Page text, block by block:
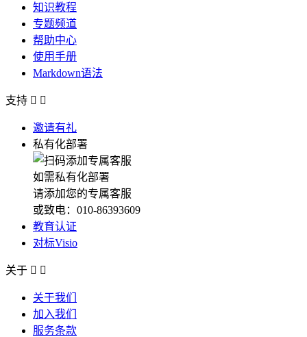
知识教程
专题频道
帮助中心
使用手册
Markdown语法
支持  
邀请有礼
私有化部署
如需私有化部署
请添加您的专属客服
或致电：010-86393609
教育认证
对标Visio
关于  
关于我们
加入我们
服务条款